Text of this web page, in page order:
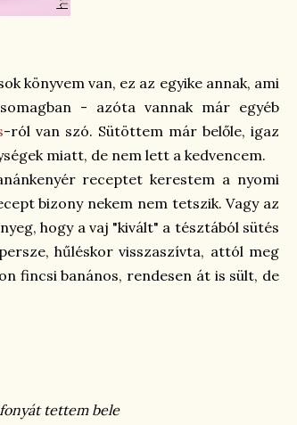
könyvem van, ez az egyike annak, ami
- azóta vannak már egyéb
-ról van szó. Sütöttem már belőle, igaz
miatt, de nem lett a kedvencem.
receptet kerestem a nyomi
bizony nekem nem tetszik. Vagy az
hogy a vaj "kivált" a tésztából sütés
hűléskor visszaszívta, attól meg
fincsi banános, rendesen át is sült, de
tettem bele